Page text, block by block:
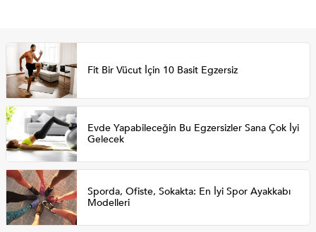
Fit Bir Vücut İçin 10 Basit Egzersiz
Evde Yapabileceğin Bu Egzersizler Sana Çok İyi
Gelecek
Sporda, Ofiste, Sokakta: En İyi Spor Ayakkabı
Modelleri